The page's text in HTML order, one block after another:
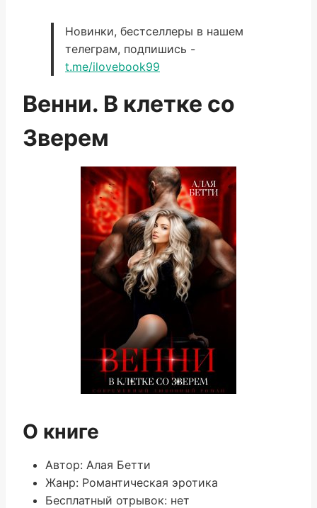
Новинки, бестселлеры в нашем
телеграм, подпишись -
t.me/ilovebook99
Венни. В клетке со
Зверем
О книге
Автор: Алая Бетти
Жанр: Романтическая эротика
Бесплатный отрывок: нет